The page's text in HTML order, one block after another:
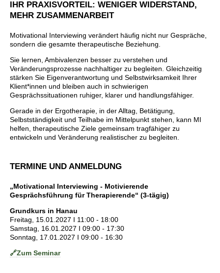
IHR PRAXISVORTEIL: WENIGER WIDERSTAND,
MEHR ZUSAMMENARBEIT
Motivational Interviewing verändert häufig nicht nur Gespräche,
sondern die gesamte therapeutische Beziehung.
Sie lernen, Ambivalenzen besser zu verstehen und
Veränderungsprozesse nachhaltiger zu begleiten. Gleichzeitig
stärken Sie Eigenverantwortung und Selbstwirksamkeit Ihrer
Klient*innen und bleiben auch in schwierigen
Gesprächssituationen ruhiger, klarer und handlungsfähiger.
Gerade in der Ergotherapie, in der Alltag, Betätigung,
Selbstständigkeit und Teilhabe im Mittelpunkt stehen, kann MI
helfen, therapeutische Ziele gemeinsam tragfähiger zu
entwickeln und Veränderung realistischer zu begleiten.
TERMINE UND ANMELDUNG
„Motivational Interviewing - Motivierende
Gesprächsführung für Therapierende“ (3-tägig)
Grundkurs in Hanau
Freitag, 15.01.2027 I 11:00 - 18:00
Samstag, 16.01.2027 I 09:00 - 17:30
Sonntag, 17.01.2027 I 09:00 - 16:30
🔗Zum Seminar